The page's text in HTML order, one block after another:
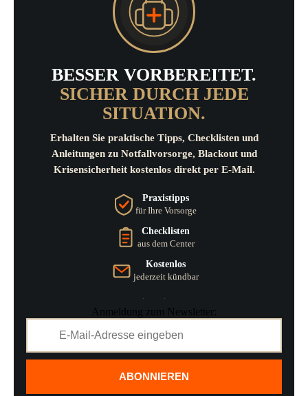
BESSER VORBEREITET.
SICHER DURCH JEDE
SITUATION.
Erhalten Sie praktische Tipps, Checklisten und
Anleitungen zu Notfallvorsorge, Blackout und
Krisensicherheit kostenlos direkt per E-Mail.
Praxistipps
für Ihre Vorsorge
Checklisten
aus dem Center
Kostenlos
jederzeit kündbar
Anmeldung zum Newsletter:
ABONNIEREN